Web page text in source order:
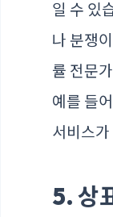
일 수 있
나 분쟁
률 전문
예를 들
서비스
5. 상